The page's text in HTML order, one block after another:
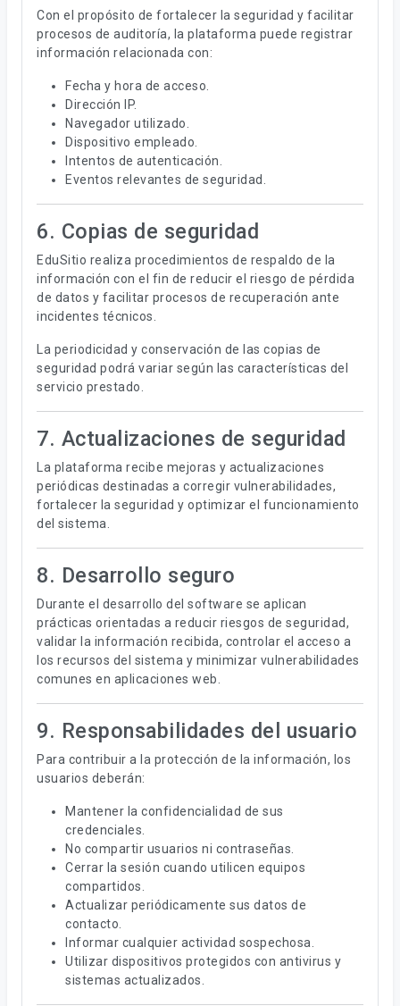
Con el propósito de fortalecer la seguridad y facilitar
procesos de auditoría, la plataforma puede registrar
información relacionada con:
Fecha y hora de acceso.
Dirección IP.
Navegador utilizado.
Dispositivo empleado.
Intentos de autenticación.
Eventos relevantes de seguridad.
6. Copias de seguridad
EduSitio realiza procedimientos de respaldo de la
información con el fin de reducir el riesgo de pérdida
de datos y facilitar procesos de recuperación ante
incidentes técnicos.
La periodicidad y conservación de las copias de
seguridad podrá variar según las características del
servicio prestado.
7. Actualizaciones de seguridad
La plataforma recibe mejoras y actualizaciones
periódicas destinadas a corregir vulnerabilidades,
fortalecer la seguridad y optimizar el funcionamiento
del sistema.
8. Desarrollo seguro
Durante el desarrollo del software se aplican
prácticas orientadas a reducir riesgos de seguridad,
validar la información recibida, controlar el acceso a
los recursos del sistema y minimizar vulnerabilidades
comunes en aplicaciones web.
9. Responsabilidades del usuario
Para contribuir a la protección de la información, los
usuarios deberán:
Mantener la confidencialidad de sus
credenciales.
No compartir usuarios ni contraseñas.
Cerrar la sesión cuando utilicen equipos
compartidos.
Actualizar periódicamente sus datos de
contacto.
Informar cualquier actividad sospechosa.
Utilizar dispositivos protegidos con antivirus y
sistemas actualizados.